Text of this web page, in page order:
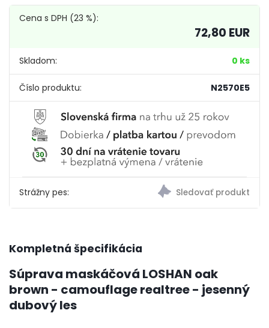
Skladom: 0 ks
Číslo produktu: N2570E5
Cena s DPH (23 %):
72,80 EUR
Strážny pes:
Kompletná špecifikácia
Súprava maskáčová LOSHAN oak
brown - camouflage realtree - jesenný
dubový les